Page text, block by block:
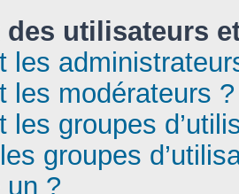
des utilisateurs
les
les modérateurs ?
les groupes
groupes
un ?